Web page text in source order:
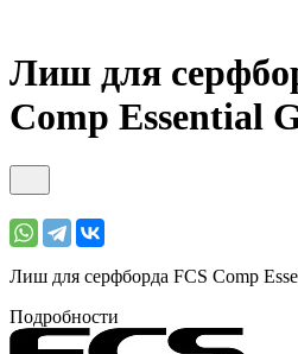
Лиш для
Comp Essential
Лиш для серфборда FCS Comp
Подробности